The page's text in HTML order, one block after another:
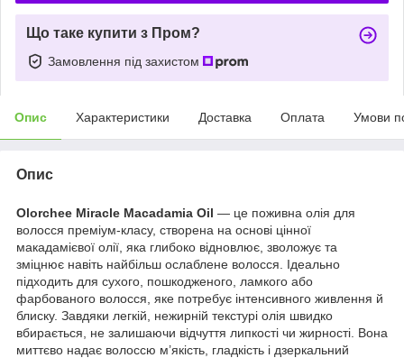
Що таке купити з Пром?
Замовлення під захистом
Опис Характеристики Доставка Оплата Умови
Опис
Olorchee Miracle Macadamia Oil — це поживна олія для
волосся преміум-класу, створена на основі цінної
макадамієвої олії, яка глибоко відновлює, зволожує та
зміцнює навіть найбільш ослаблене волосся. Ідеально
підходить для сухого, пошкодженого, ламкого або
фарбованого волосся, яке потребує інтенсивного живлення й
блиску. Завдяки легкій, нежирній текстурі олія швидко
вбирається, не залишаючи відчуття липкості чи жирності. Вона
миттєво надає волоссю м’якість, гладкість і дзеркальний